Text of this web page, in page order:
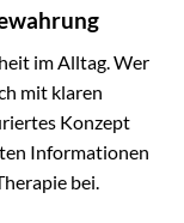
im Alltag. Wer
mit klaren
Konzept
Informationen
bei.